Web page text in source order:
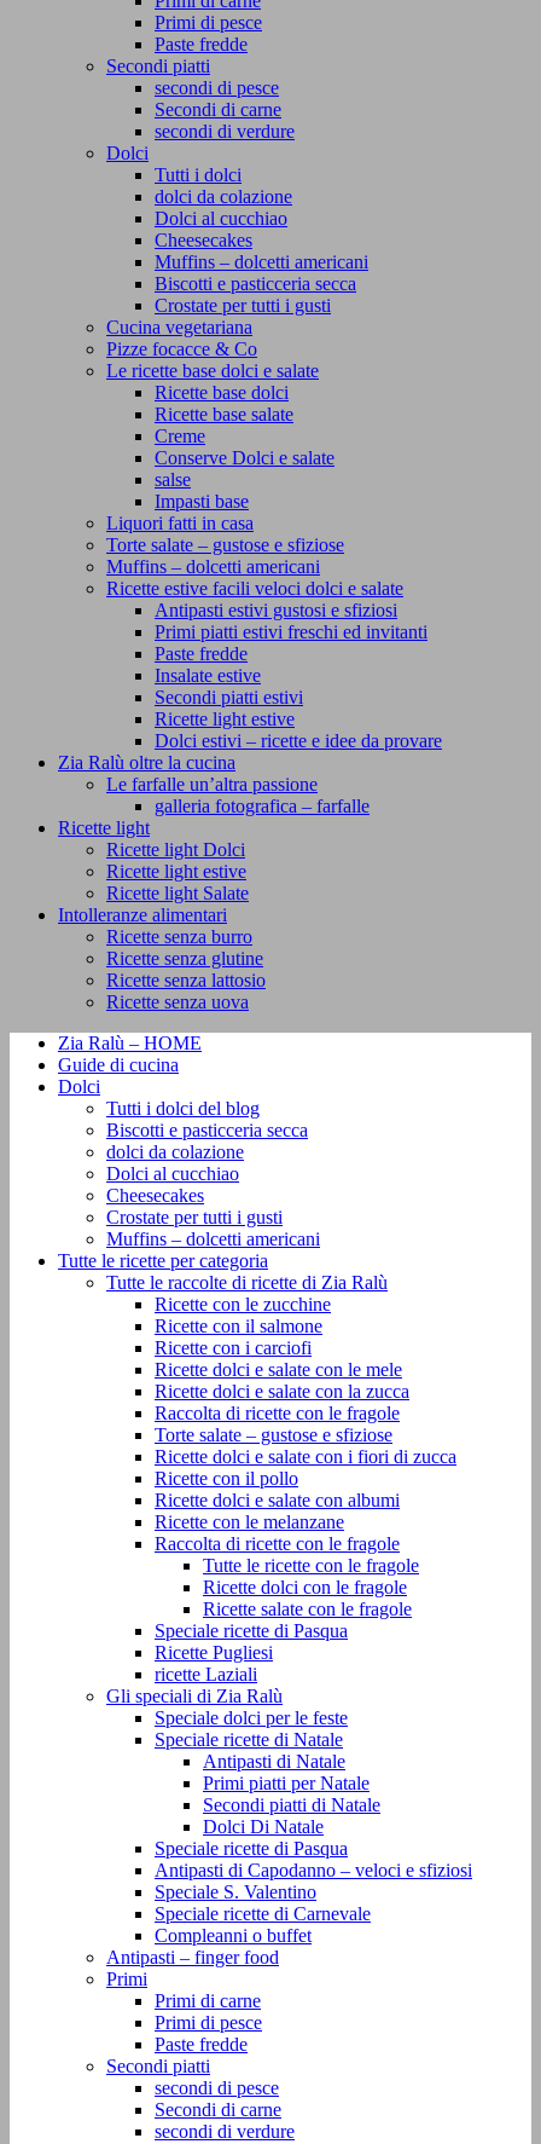
Primi di pesce
Paste fredde
Secondi piatti
secondi di pesce
Secondi di carne
secondi di verdure
Dolci
Tutti i dolci
dolci da colazione
Dolci al cucchiao
Cheesecakes
Muffins – dolcetti americani
Biscotti e pasticceria secca
Crostate per tutti i gusti
Cucina vegetariana
Pizze focacce & Co
Le ricette base dolci e salate
Ricette base dolci
Ricette base salate
Creme
Conserve Dolci e salate
salse
Impasti base
Liquori fatti in casa
Torte salate – gustose e sfiziose
Muffins – dolcetti americani
Ricette estive facili veloci dolci e salate
Antipasti estivi gustosi e sfiziosi
Primi piatti estivi freschi ed invitanti
Paste fredde
Insalate estive
Secondi piatti estivi
Ricette light estive
Dolci estivi – ricette e idee da provare
Zia Ralù oltre la cucina
Le farfalle un’altra passione
galleria fotografica – farfalle
Ricette light
Ricette light Dolci
Ricette light estive
Ricette light Salate
Intolleranze alimentari
Ricette senza burro
Ricette senza glutine
Ricette senza lattosio
Ricette senza uova
Zia Ralù – HOME
Guide di cucina
Dolci
Tutti i dolci del blog
Biscotti e pasticceria secca
dolci da colazione
Dolci al cucchiao
Cheesecakes
Crostate per tutti i gusti
Muffins – dolcetti americani
Tutte le ricette per categoria
Tutte le raccolte di ricette di Zia Ralù
Ricette con le zucchine
Ricette con il salmone
Ricette con i carciofi
Ricette dolci e salate con le mele
Ricette dolci e salate con la zucca
Raccolta di ricette con le fragole
Torte salate – gustose e sfiziose
Ricette dolci e salate con i fiori di zucca
Ricette con il pollo
Ricette dolci e salate con albumi
Ricette con le melanzane
Raccolta di ricette con le fragole
Tutte le ricette con le fragole
Ricette dolci con le fragole
Ricette salate con le fragole
Speciale ricette di Pasqua
Ricette Pugliesi
ricette Laziali
Gli speciali di Zia Ralù
Speciale dolci per le feste
Speciale ricette di Natale
Antipasti di Natale
Primi piatti per Natale
Secondi piatti di Natale
Dolci Di Natale
Speciale ricette di Pasqua
Antipasti di Capodanno – veloci e sfiziosi
Speciale S. Valentino
Speciale ricette di Carnevale
Compleanni o buffet
Antipasti – finger food
Primi
Primi di carne
Primi di pesce
Paste fredde
Secondi piatti
secondi di pesce
Secondi di carne
secondi di verdure